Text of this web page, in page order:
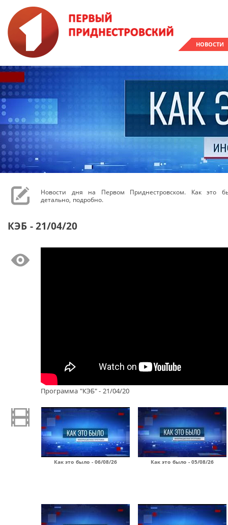
НОВОСТИ
Новости дня на Первом Приднестровском. Как это
детально, подробно.
КЭБ - 21/04/20
Программа "КЭБ" - 21/04/20
Как это было - 06/08/26 Как это было - 05/08/26